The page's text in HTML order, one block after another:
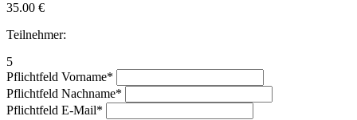
35.00 €
Teilnehmer:
5
Pflichtfeld Vorname*
Pflichtfeld Nachname*
Pflichtfeld E-Mail*